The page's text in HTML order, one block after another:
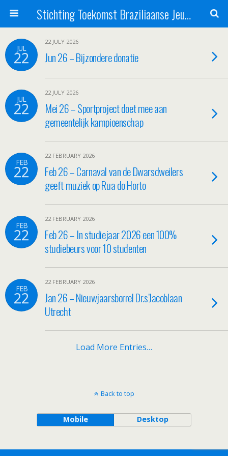
Stichting Toekomst Braziliaanse Jeugd
JUL
22
22 JULY 2026
Jun 26 – Bijzondere donatie
JUL
22
22 JULY 2026
Mei 26 – Sportproject doet mee aan
gemeentelijk kampioenschap
FEB
22
22 FEBRUARY 2026
Feb 26 – Carnaval van de Dwarsdweilers
geeft muziek op Rua do Horto
FEB
22
22 FEBRUARY 2026
Feb 26 – In studiejaar 2026 een 100%
studiebeurs voor 10 studenten
FEB
22
22 FEBRUARY 2026
Jan 26 – Nieuwjaarsborrel Dr.s’Jacoblaan
Utrecht
Load More Entries…
Back to top
Mobile Desktop